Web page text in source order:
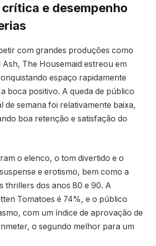
e desempenho
com grandes produções como
Ash, The Housemaid estreou em
espaço rapidamente
boca positivo. A queda de público
de semana foi relativamente baixa,
boa retenção e satisfação do
o elenco, o tom divertido e o
e erotismo, bem como a
thrillers dos anos 80 e 90. A
Tomatoes é 74%, e o público
com um índice de aprovação de
o segundo melhor para um